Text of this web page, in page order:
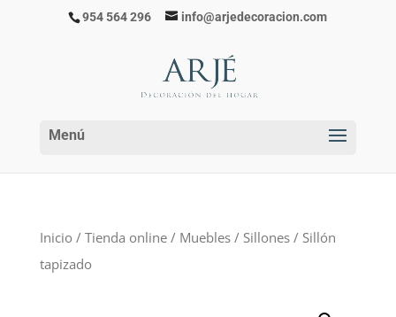
954 564 296 info@arjedecoracion.com
Inicio / Tienda online/ Muebles/ Sillones/ Sillón
tapizado